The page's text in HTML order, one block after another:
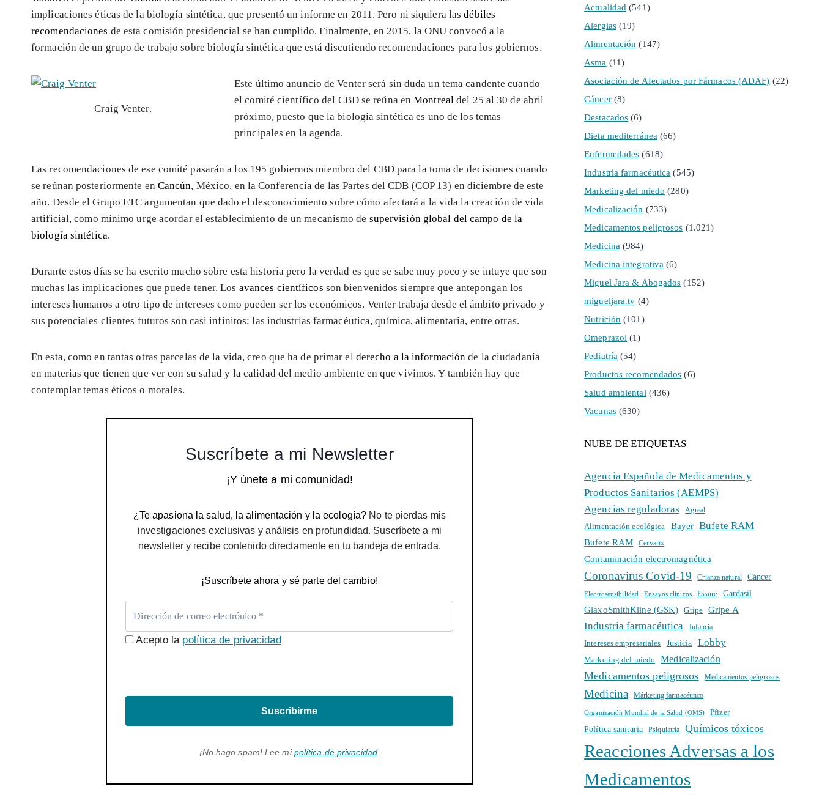
implicaciones éticas de la biología sintética, que presentó un informe en 2011. Pero ni siquiera lasdébiles
recomendaciones de esta comisión presidencial se han cumplido. Finalmente, en 2015, la ONU convocó a la
formación de un grupo de trabajo sobre biología sintética que está discutiendo recomendaciones para los gobiernos.
Craig Venter.
Este último anuncio de Venter será sin duda un tema candente cuando
el comité científico del CBD se reúna enMontreal del 25 al 30 de abril
próximo, puesto que la biología sintética es uno de los temas
principales en la agenda.
Las recomendaciones de ese comité pasarán a los 195 gobiernos miembro del CBD para la toma de decisiones cuando
se reúnan posteriormente en Cancún, México, en la Conferencia de las Partes del CDB (COP 13) en diciembre de este
año. Desde el Grupo ETC argumentan que dado el desconocimiento sobre cómo afectará a la vida la creación de vida
artificial, como mínimo urge acordar el establecimiento de un mecanismo de supervisión global del campo de la
biología sintética.
Durante estos días se ha escrito mucho sobre esta historia pero la verdad es que se sabe muy poco y se intuye que son
muchas las implicaciones que puede tener. Los avances científicos son bienvenidos siempre que antepongan los
intereses humanos a otro tipo de intereses como pueden ser los económicos. Venter trabaja desde el ámbito privado y
sus potenciales clientes futuros son casi infinitos; las industrias farmacéutica, química, alimentaria, entre otras.
En esta, como en tantas otras parcelas de la vida, creo que ha de primar el derecho a la información de la ciudadanía
en materias que tienen que ver con su salud y la calidad del medio ambiente en que vivimos. Y también hay que
contemplar temas éticos o morales.
Suscríbete a mi Newsletter
¡Y únete a mi comunidad!
¿Te apasiona la salud, la alimentación y la ecología? No te pierdas mis
investigaciones exclusivas y análisis en profundidad. Suscríbete a mi
newsletter y recibe contenido directamente en tu bandeja de entrada.
¡Suscríbete ahora y sé parte del cambio!
Acepto la política de privacidad
Suscribirme
¡No hago spam! Lee mipolítica de privacidad
Actualidad (541)
Alergias(19)
Alimentación (147)
Asma (11)
Asociación de Afectados por Fármacos (ADAF) (22)
Cáncer(8)
Destacados (6)
Dieta mediterránea (66)
Enfermedades (618)
Industria farmacéutica (545)
Marketing del miedo (280)
Medicalización (733)
Medicamentos peligrosos (1.021)
Medicina (984)
Medicina integrativa (6)
Miguel Jara & Abogados (152)
migueljara.tv (4)
Nutrición (101)
Omeprazol (1)
Pediatría (54)
Productos recomendados (6)
Salud ambiental (436)
Vacunas(630)
NUBE DE ETIQUETAS
Agencia Española de Medicamentos y
Productos Sanitarios (AEMPS)
Agencias reguladoras
Agreal
Alimentación ecológica Bayer Bufete RAM
Bufete RAM Cervarix
Contaminación electromagnética
Coronavirus Covid-19 Crianza natural Cáncer
Electrosensibilidad Ensayos clínicos Essure Gardasil
GlaxoSmithKline (GSK) Gripe Gripe A
Industria farmacéutica Infancia
Intereses empresariales Justicia Lobby
Marketing del miedo Medicalización
Medicamentos peligrosos Medicamentos peligrosos
Medicina Márketing farmacéutico
Organización Mundial de la Salud (OMS) Pfizer
Política sanitaria Psiquiatría Químicos tóxicos
Reacciones Adversas a los
Medicamentos